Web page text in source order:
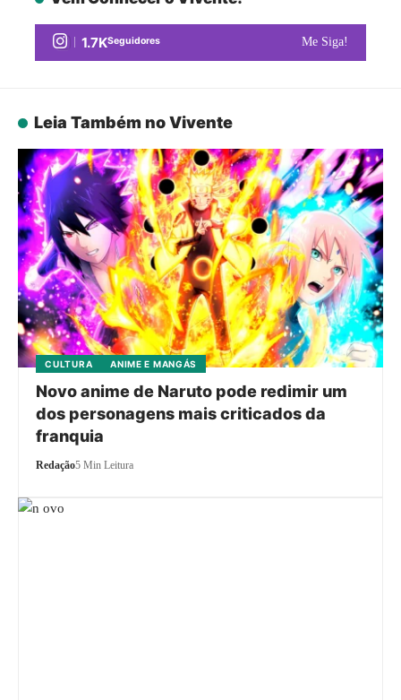
1.7KSeguidores Me Siga!
Leia Também no Vivente
CULTURA ANIME E MANGÁS
Novo anime de Naruto pode redimir um
dos personagens mais criticados da
franquia
Redação5 Min Leitura